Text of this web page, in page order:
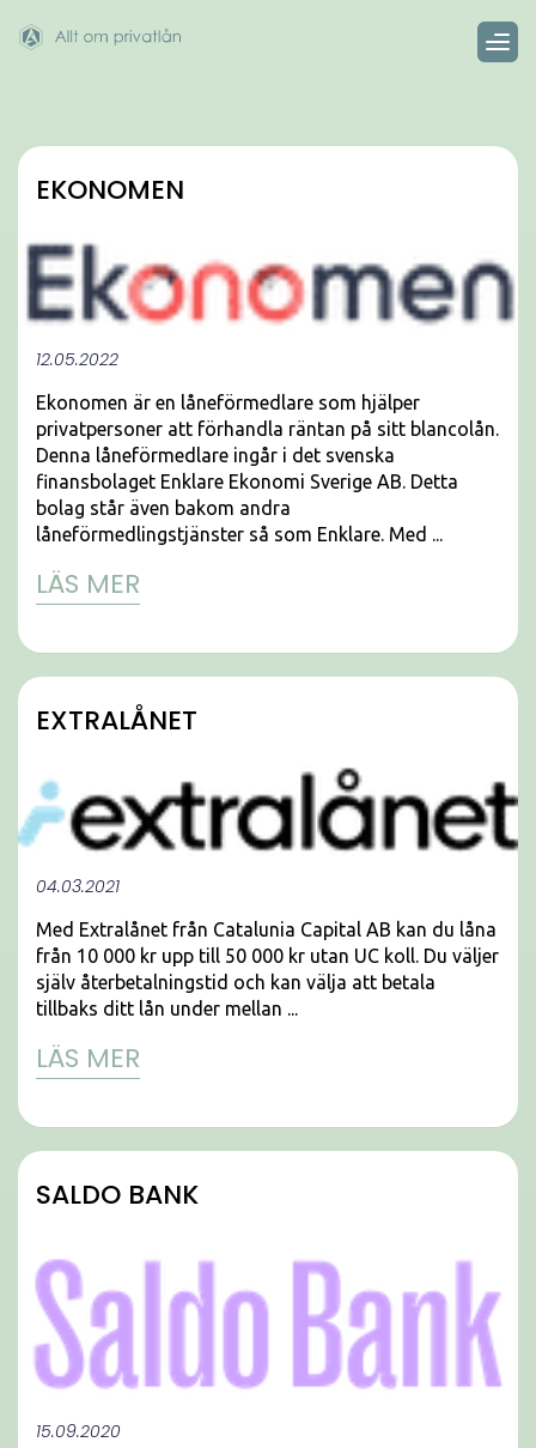
EKONOMEN
12.05.2022
Ekonomen är en låneförmedlare som hjälper
privatpersoner att förhandla räntan på sitt blancolån.
Denna låneförmedlare ingår i det svenska
finansbolaget Enklare Ekonomi Sverige AB. Detta
bolag står även bakom andra
låneförmedlingstjänster så som Enklare. Med ...
LÄS MER
EXTRALÅNET
04.03.2021
Med Extralånet från Catalunia Capital AB kan du låna
från 10 000 kr upp till 50 000 kr utan UC koll. Du väljer
själv återbetalningstid och kan välja att betala
tillbaks ditt lån under mellan ...
LÄS MER
SALDO BANK
15.09.2020